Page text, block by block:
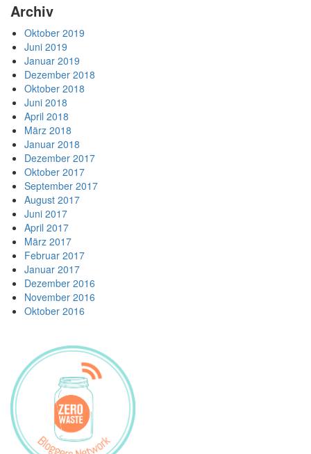
Archiv
Oktober 2019
Juni 2019
Januar 2019
Dezember 2018
Oktober 2018
Juni 2018
April 2018
März 2018
Januar 2018
Dezember 2017
Oktober 2017
September 2017
August 2017
Juni 2017
April 2017
März 2017
Februar 2017
Januar 2017
Dezember 2016
November 2016
Oktober 2016